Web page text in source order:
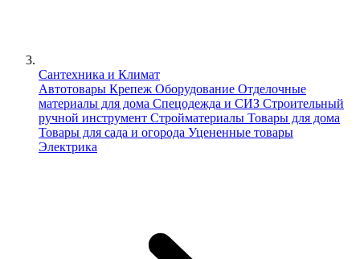
Сантехника и Климат
Автотовары Крепеж Оборудование Отделочные
материалы для дома Спецодежда и СИЗ Строительный
ручной инструмент Стройматериалы Товары для дома
Товары для сада и огорода Уцененные товары
Электрика